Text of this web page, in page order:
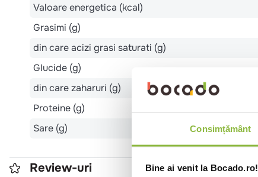
Consimțământ
Bine ai venit la Bocado.ro!
Valoare energetica (kcal)
Grasimi (g)
din care acizi grasi saturati (g)
Glucide (g)
din care zaharuri (g)
Proteine (g)
Sare (g)
Review-uri